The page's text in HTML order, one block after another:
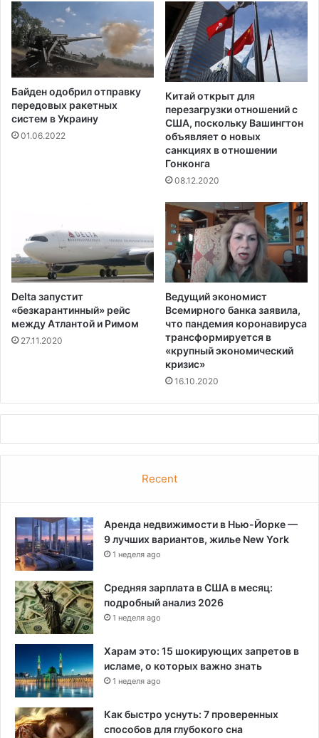
е
в
и
д
н
ы
й
р
е
з
Байден одобрил отправку
передовых ракетных
систем в Украину
01.06.2022
Китай открыт для
перезагрузки отношений с
США, поскольку Вашингтон
объявляет о новых
санкциях в отношении
Гонконга
08.12.2020
Delta запустит
«безкарантинный» рейс
между Атлантой и Римом
27.11.2020
Ведущий экономист
Всемирного банка заявила,
что пандемия коронавируса
трансформируется в
«крупный экономический
кризис»
16.10.2020
Recent
Аренда недвижимости в Нью-Йорке —
9 лучших вариантов, жилье New York
1 неделя ago
Средняя зарплата в США в месяц:
подробный анализ 2026
1 неделя ago
Харам это: 15 шокирующих запретов в
исламе, о которых важно знать
1 неделя ago
Как быстро уснуть: 7 проверенных
способов для глубокого сна